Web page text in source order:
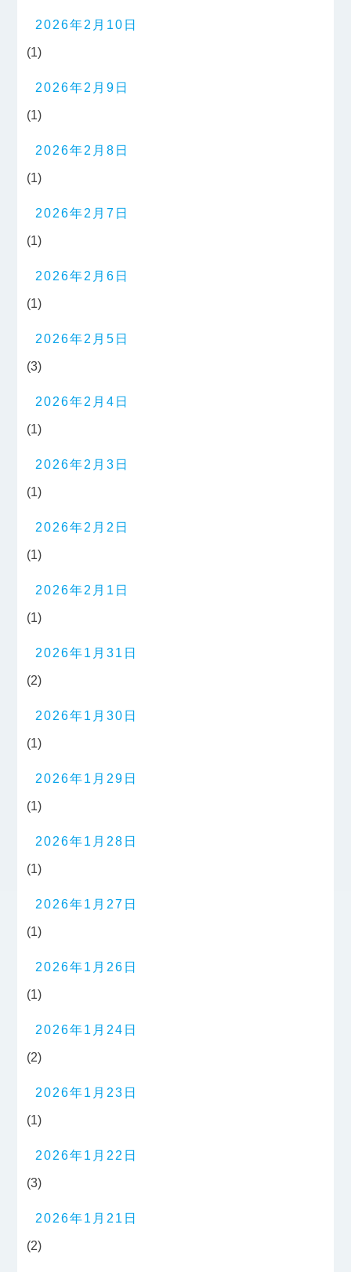
2026年2月10日
(1)
2026年2月9日
(1)
2026年2月8日
(1)
2026年2月7日
(1)
2026年2月6日
(1)
2026年2月5日
(3)
2026年2月4日
(1)
2026年2月3日
(1)
2026年2月2日
(1)
2026年2月1日
(1)
2026年1月31日
(2)
2026年1月30日
(1)
2026年1月29日
(1)
2026年1月28日
(1)
2026年1月27日
(1)
2026年1月26日
(1)
2026年1月24日
(2)
2026年1月23日
(1)
2026年1月22日
(3)
2026年1月21日
(2)